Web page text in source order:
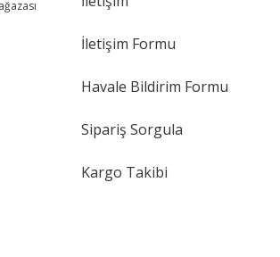
İletişim Formu
Havale Bildirim Formu
Sipariş Sorgula
Kargo Takibi